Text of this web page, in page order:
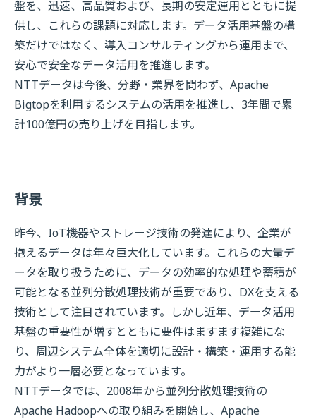
盤を、迅速、高品質および、長期の安定運用とともに提
供し、これらの課題に対応します。データ活用基盤の構
築だけではなく、導入コンサルティングから運用まで、
安心で安全なデータ活用を推進します。
NTTデータは今後、分野・業界を問わず、Apache
Bigtopを利用するシステムの活用を推進し、3年間で累
計100億円の売り上げを目指します。
背景
昨今、IoT機器やストレージ技術の発達により、企業が
抱えるデータは年々巨大化しています。これらの大量デ
ータを取り扱うために、データの効率的な処理や蓄積が
可能となる並列分散処理技術が重要であり、DXを支える
技術として注目されています。しかし近年、データ活用
基盤の重要性が増すとともに要件はますます複雑にな
り、周辺システム全体を適切に設計・構築・運用する能
力がより一層必要となっています。
NTTデータでは、2008年から並列分散処理技術の
Apache Hadoopへの取り組みを開始し、Apache